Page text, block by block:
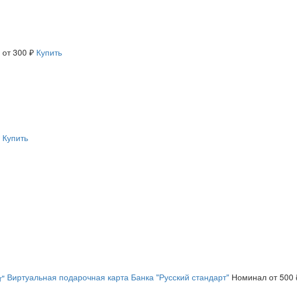
от 300 ₽ Купить
Купить
Виртуальная подарочная карта Банка "Русский стандарт" Номинал от 500